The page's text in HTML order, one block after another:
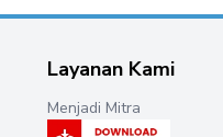
Layanan Kami
Menjadi Mitra